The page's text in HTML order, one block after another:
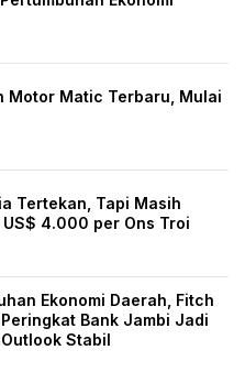
Motor Matic Terbaru, Mulai
Tertekan, Tapi Masih
4.000 per Ons Troi
Ekonomi Daerah, Fitch
Bank Jambi Jadi
Outlook Stabil